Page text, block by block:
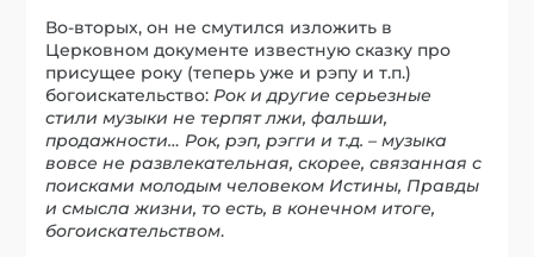
Во-вторых, он не смутился изложить в
Церковном документе известную сказку про
присущее року (теперь уже и рэпу и т.п.)
богоискательство:Рок и другие серьезные
стили музыки не терпят лжи, фальши,
продажности… Рок, рэп, рэгги и т.д. – музыка
вовсе не развлекательная, скорее, связанная с
поисками молодым человеком Истины, Правды
и смысла жизни, то есть, в конечном итоге,
богоискательством.